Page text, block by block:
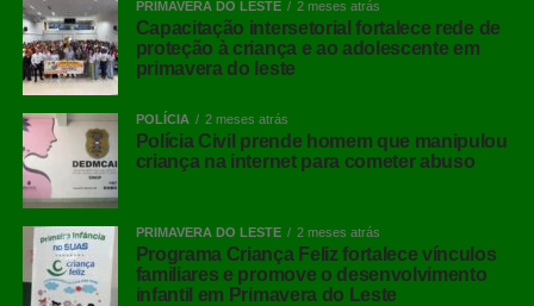
PRIMAVERA DO LESTE 2 meses atrás
Capacitação intersetorial fortalece rede de
proteção à criança e ao adolescente em
primavera do leste
POLÍCIA 2 meses atrás
Polícia Civil prende homem que manipulou
criança na internet para cometer abuso
PRIMAVERA DO LESTE 2 meses atrás
Programa Criança Feliz fortalece vínculos
familiares e promove o desenvolvimento
infantil em Primavera do Leste